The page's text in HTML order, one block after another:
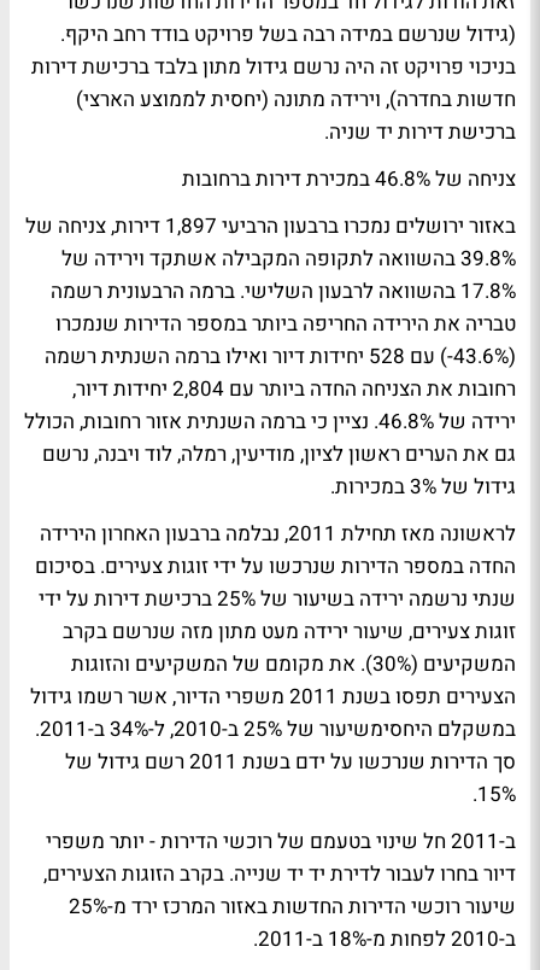
(גידול שנרשם במידה רבה בשל פרויקט בודד רחב היקף.
בניכוי פרויקט זה היה נרשם גידול מתון בלבד ברכישת דירות
חדשות בחדרה), וירידה מתונה (יחסית לממוצע הארצי)
ברכישת דירות יד שניה.
צניחה של 46.8% במכירת דירות ברחובות
באזור ירושלים נמכרו ברבעון הרביעי 1,897 דירות, צניחה של
39.8% בהשוואה לתקופה המקבילה אשתקד וירידה של
17.8% בהשוואה לרבעון השלישי. ברמה הרבעונית רשמה
טבריה את הירידה החריפה ביותר במספר הדירות שנמכרו
(43.6%-) עם 528 יחידות דיור ואילו ברמה השנתית רשמה
רחובות את הצניחה החדה ביותר עם 2,804 יחידות דיור,
ירידה של 46.8%. נציין כי ברמה השנתית אזור רחובות, הכולל
גם את הערים ראשון לציון, מודיעין, רמלה, לוד ויבנה, נרשם
גידול של 3% במכירות.
לראשונה מאז תחילת 2011, נבלמה ברבעון האחרון הירידה
החדה במספר הדירות שנרכשו על ידי זוגות צעירים. בסיכום
שנתי נרשמה ירידה בשיעור של 25% ברכישת דירות על ידי
זוגות צעירים, שיעור ירידה מעט מתון מזה שנרשם בקרב
המשקיעים (30%). את מקומם של המשקיעים והזוגות
הצעירים תפסו בשנת 2011 משפרי הדיור, אשר רשמו גידול
במשקלם היחסימשיעור של 25% ב-2010, ל-34% ב-2011.
סך הדירות שנרכשו על ידם בשנת 2011 רשם גידול של
15%.
ב-2011 חל שינוי בטעמם של רוכשי הדירות - יותר משפרי
דיור בחרו לעבור לדירת יד יד שנייה. בקרב הזוגות הצעירים,
שיעור רוכשי הדירות החדשות באזור המרכז ירד מ-25%
ב-2010 לפחות מ-18% ב-2011.